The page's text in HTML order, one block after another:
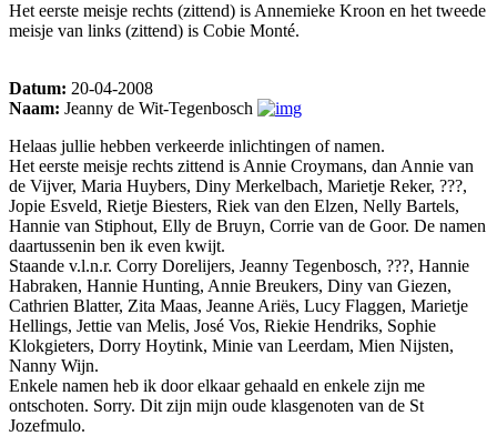
Het eerste meisje rechts (zittend) is Annemieke Kroon en het tweede
meisje van links (zittend) is Cobie Monté.
Datum: 20-04-2008
Naam: Jeanny de Wit-Tegenbosch
Helaas jullie hebben verkeerde inlichtingen of namen.
Het eerste meisje rechts zittend is Annie Croymans, dan Annie van
de Vijver, Maria Huybers, Diny Merkelbach, Marietje Reker, ???,
Jopie Esveld, Rietje Biesters, Riek van den Elzen, Nelly Bartels,
Hannie van Stiphout, Elly de Bruyn, Corrie van de Goor. De namen
daartussenin ben ik even kwijt.
Staande v.l.n.r. Corry Dorelijers, Jeanny Tegenbosch, ???, Hannie
Habraken, Hannie Hunting, Annie Breukers, Diny van Giezen,
Cathrien Blatter, Zita Maas, Jeanne Ariës, Lucy Flaggen, Marietje
Hellings, Jettie van Melis, José Vos, Riekie Hendriks, Sophie
Klokgieters, Dorry Hoytink, Minie van Leerdam, Mien Nijsten,
Nanny Wijn.
Enkele namen heb ik door elkaar gehaald en enkele zijn me
ontschoten. Sorry. Dit zijn mijn oude klasgenoten van de St
Jozefmulo.